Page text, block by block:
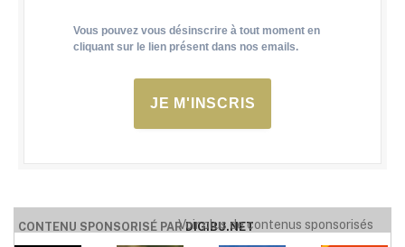
Vous pouvez vous désinscrire à tout moment en
cliquant sur le lien présent dans nos emails.
JE M'INSCRIS
CONTENU SPONSORISÉ PARDIGIBU.NET
Voir plus de contenus sponsorisés